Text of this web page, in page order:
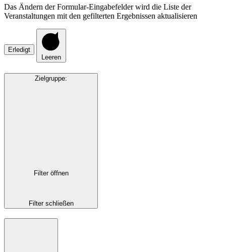
Das Ändern der Formular-Eingabefelder wird die Liste der
Veranstaltungen mit den gefilterten Ergebnissen aktualisieren
Erledigt
Leeren
Zielgruppe:
Filter öffnen
Filter schließen